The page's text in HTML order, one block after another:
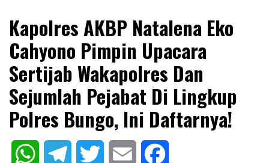
NKRIPOST
Kapolres AKBP Natalena Eko
Cahyono Pimpin Upacara
Sertijab Wakapolres Dan
Sejumlah Pejabat Di Lingkup
Polres Bungo, Ini Daftarnya!
WhatsAppTelegram Twitter Email